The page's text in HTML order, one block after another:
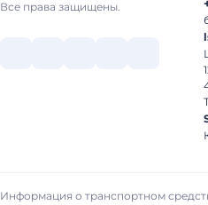
14 Мин. диаметр разворота 21 м
17 Макс. крутящий момент 1 900
25 Ведущий мост Hub-reduction
Все права защищены.
Информация о транспортном